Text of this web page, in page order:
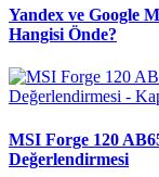
Yandex ve Google
Hangisi Önde?
MSI Forge 120
Değerlendirmesi